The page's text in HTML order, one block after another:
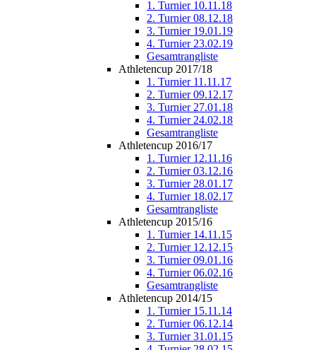
1. Turnier 10.11.18
2. Turnier 08.12.18
3. Turnier 19.01.19
4. Turnier 23.02.19
Gesamtrangliste
Athletencup 2017/18
1. Turnier 11.11.17
2. Turnier 09.12.17
3. Turnier 27.01.18
4. Turnier 24.02.18
Gesamtrangliste
Athletencup 2016/17
1. Turnier 12.11.16
2. Turnier 03.12.16
3. Turnier 28.01.17
4. Turnier 18.02.17
Gesamtrangliste
Athletencup 2015/16
1. Turnier 14.11.15
2. Turnier 12.12.15
3. Turnier 09.01.16
4. Turnier 06.02.16
Gesamtrangliste
Athletencup 2014/15
1. Turnier 15.11.14
2. Turnier 06.12.14
3. Turnier 31.01.15